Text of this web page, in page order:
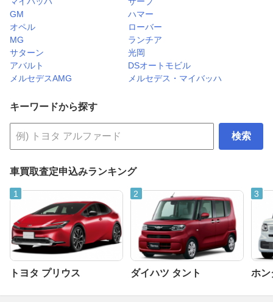
GM
ハマー
オペル
ローバー
MG
ランチア
サターン
光岡
アバルト
DSオートモビル
メルセデスAMG
メルセデス・マイバッハ
キーワードから探す
検索
車買取査定申込みランキング
トヨタ プリウス ダイハツ タント ホン